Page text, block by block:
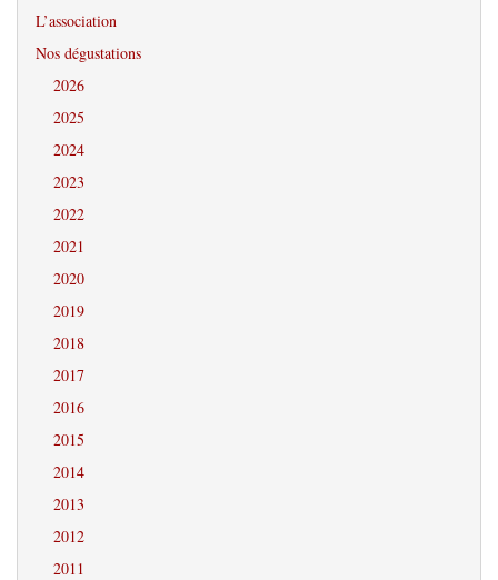
L’association
Nos dégustations
2026
2025
2024
2023
2022
2021
2020
2019
2018
2017
2016
2015
2014
2013
2012
2011